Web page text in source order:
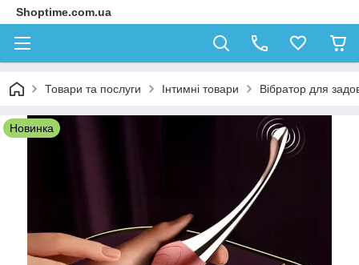
Shoptime.com.ua
Товари та послуги Інтимні товари Вібратор для
Новинка